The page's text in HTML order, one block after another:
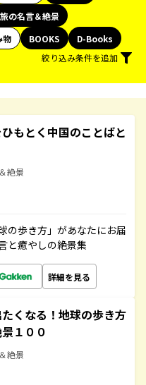
の名言＆絶景
物 BOOKS
D-Books
絞り込み条件を追加
もとく中国のことばと
絶景
の歩き方」があなたにお届
と癒やしの絶景集
詳細を見る
くなる！地球の歩き方
１００
絶景